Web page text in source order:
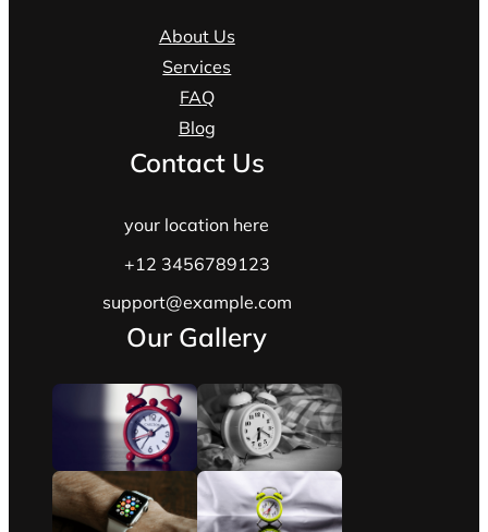
About Us
Services
FAQ
Blog
Contact Us
your location here
+12 3456789123
support@example.com
Our Gallery